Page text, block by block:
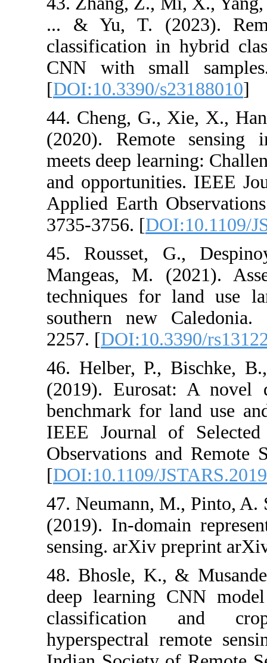
... & Yu, T.
classification
CNN with
[DOI:10.3390/
44. Cheng,
(2020).
meets deep
and
Applied Earth
3735-3756. [
45. Rousset,
Mangeas, M.
techniques
southern new
2257. [
46. Helber,
(2019).
benchmark
IEEE Journal
Observations
[DOI:10.1109/
47. Neumann,
(2019). In-
sensing. arXiv
48. Bhosle,
deep
hyperspectral